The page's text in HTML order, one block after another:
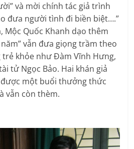
và mời chính tác giả trình
đưa người tình đi biền biệt….”
Mộc Quốc Khanh dạo thêm
vẫn đưa giọng trầm theo
khỏe như Đàm Vĩnh Hưng,
tử Ngọc Bảo. Hai khán giả
được một buổi thưởng thức
vẫn còn thèm.